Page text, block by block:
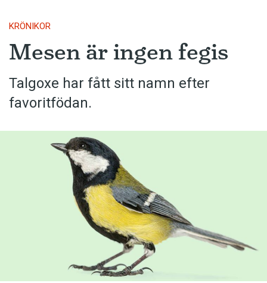
KRÖNIKOR
Mesen är ingen fegis
Talgoxe har fått sitt namn efter
favoritfödan.